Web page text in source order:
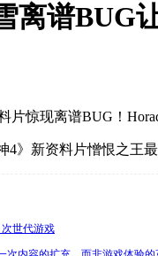
离谱BUG
片惊现离谱BUG！
4》新资料片憎恨之王
世代游戏